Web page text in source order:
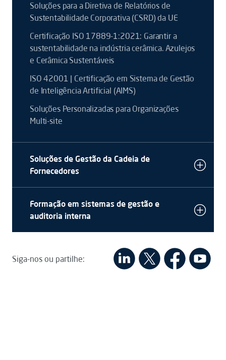
Soluções para a Diretiva de Relatórios de
Sustentabilidade Corporativa (CSRD) da UE
Certificação ISO 17889-1:2021: Garantir a
sustentabilidade na indústria cerâmica. Azulejos
e Cerâmica Sustentáveis
ISO 42001 | Certificação em Sistema de Gestão
de Inteligência Artificial (AIMS)
Soluções Personalizadas para Organizações
Multi-site
Soluções de Gestão da Cadeia de
Fornecedores
Formação em sistemas de gestão e
auditoria interna
Siga-nos ou partilhe: